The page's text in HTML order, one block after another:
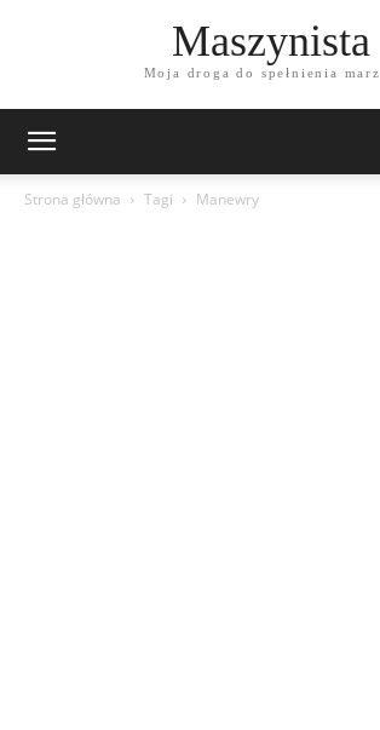
Maszynista
Moja droga do spełnienia
Strona główna Tagi Manewry